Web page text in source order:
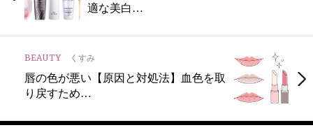
適な美白…
BEAUTY くすみ
唇の色が悪い【原因と対処法】血色を取
り戻すため…